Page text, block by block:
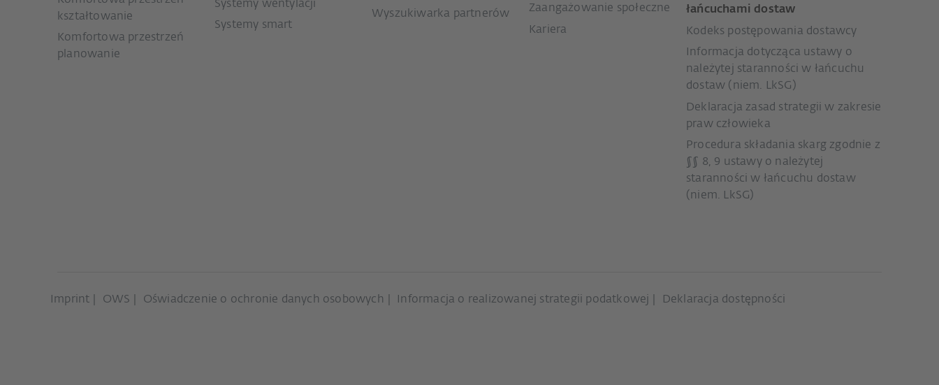
kształtowanie
Komfortowa przestrzeń
planowanie
Systemy wentylacji
Systemy smart
Wyszukiwarka partnerów
Zaangażowanie społeczne
Kariera
łańcuchami dostaw
Kodeks postępowania dostawcy
Informacja dotycząca ustawy o
należytej staranności w łańcuchu
dostaw (niem. LkSG)
Deklaracja zasad strategii w zakresie
praw człowieka
Procedura składania skarg zgodnie z
§§ 8, 9 ustawy o należytej
staranności w łańcuchu dostaw
(niem. LkSG)
Imprint OWS Oświadczenie o ochronie danych osobowych Informacja o realizowanej strategii podatkowej Deklaracja dostępności